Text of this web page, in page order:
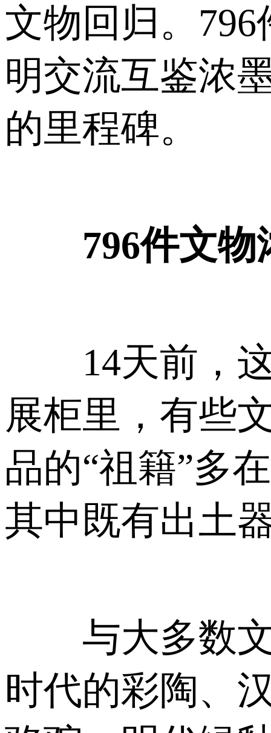
文物回归。
明交流互鉴浓
的里程碑。
796件文
14天前，这
展柜里，有些
品的“祖籍”多
其中既有出土
与大多数文
时代的彩陶、